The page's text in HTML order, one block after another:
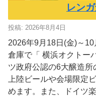
レン
投稿: 2026年8月4日
2026年9月18日(金)～
倉庫で「 横浜オクトー
ツ政府公認の6大醸造
上陸ビールや会場限定
めます。また、ドイツ